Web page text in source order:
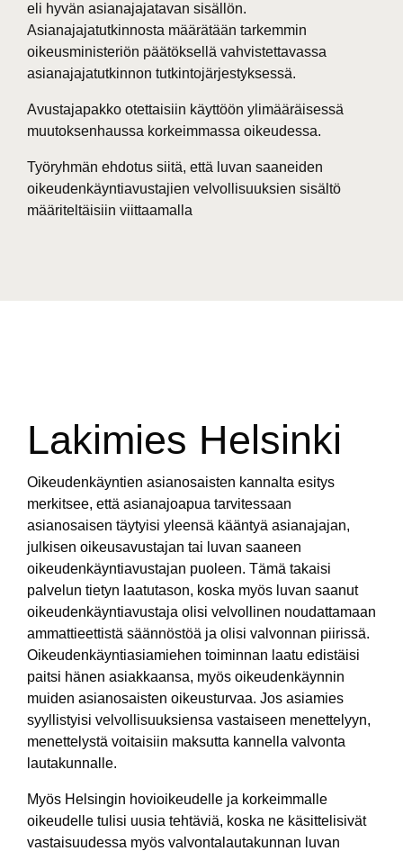
eli hyvän asianajajatavan sisällön.
Asianajajatutkinnosta määrätään tarkemmin
oikeusministeriön päätöksellä vahvistettavassa
asianajajatutkinnon tutkintojärjestyksessä.
Avustajapakko otettaisiin käyttöön ylimääräisessä
muutoksenhaussa korkeimmassa oikeudessa.
Työryhmän ehdotus siitä, että luvan saaneiden
oikeudenkäyntiavustajien velvollisuuksien sisältö
määriteltäisiin viittaamalla
Lakimies Helsinki
Oikeudenkäyntien asianosaisten kannalta esitys
merkitsee, että asianajoapua tarvitessaan
asianosaisen täytyisi yleensä kääntyä asianajajan,
julkisen oikeusavustajan tai luvan saaneen
oikeudenkäyntiavustajan puoleen. Tämä takaisi
palvelun tietyn laatutason, koska myös luvan saanut
oikeudenkäyntiavustaja olisi velvollinen noudattamaan
ammattieettistä säännöstöä ja olisi valvonnan piirissä.
Oikeudenkäyntiasiamiehen toiminnan laatu edistäisi
paitsi hänen asiakkaansa, myös oikeudenkäynnin
muiden asianosaisten oikeusturvaa. Jos asiamies
syyllistyisi velvollisuuksiensa vastaiseen menettelyyn,
menettelystä voitaisiin maksutta kannella valvonta
lautakunnalle.
Myös Helsingin hovioikeudelle ja korkeimmalle
oikeudelle tulisi uusia tehtäviä, koska ne käsittelisivät
vastaisuudessa myös valvontalautakunnan luvan